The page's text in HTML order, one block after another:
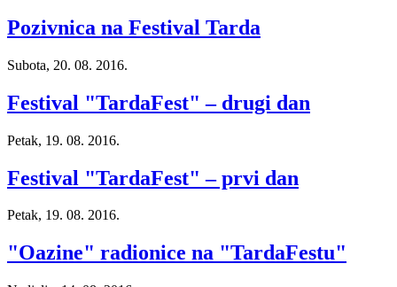
Pozivnica na Festival Tarda
Subota, 20. 08. 2016.
Festival "TardaFest" – drugi dan
Petak, 19. 08. 2016.
Festival "TardaFest" – prvi dan
Petak, 19. 08. 2016.
"Oazine" radionice na "TardaFestu"